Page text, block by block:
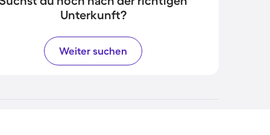
Unterkunft?
Weiter suchen